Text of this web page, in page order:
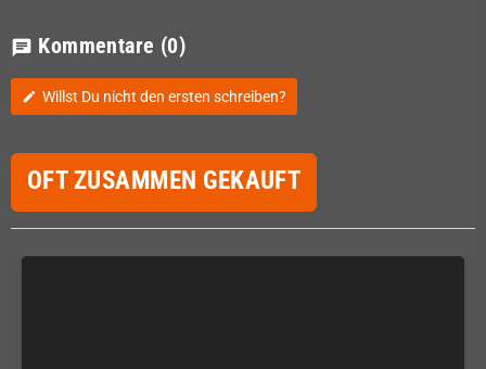
chat Kommentare (0)
edit Willst Du nicht den ersten schreiben?
OFT ZUSAMMEN GEKAUFT